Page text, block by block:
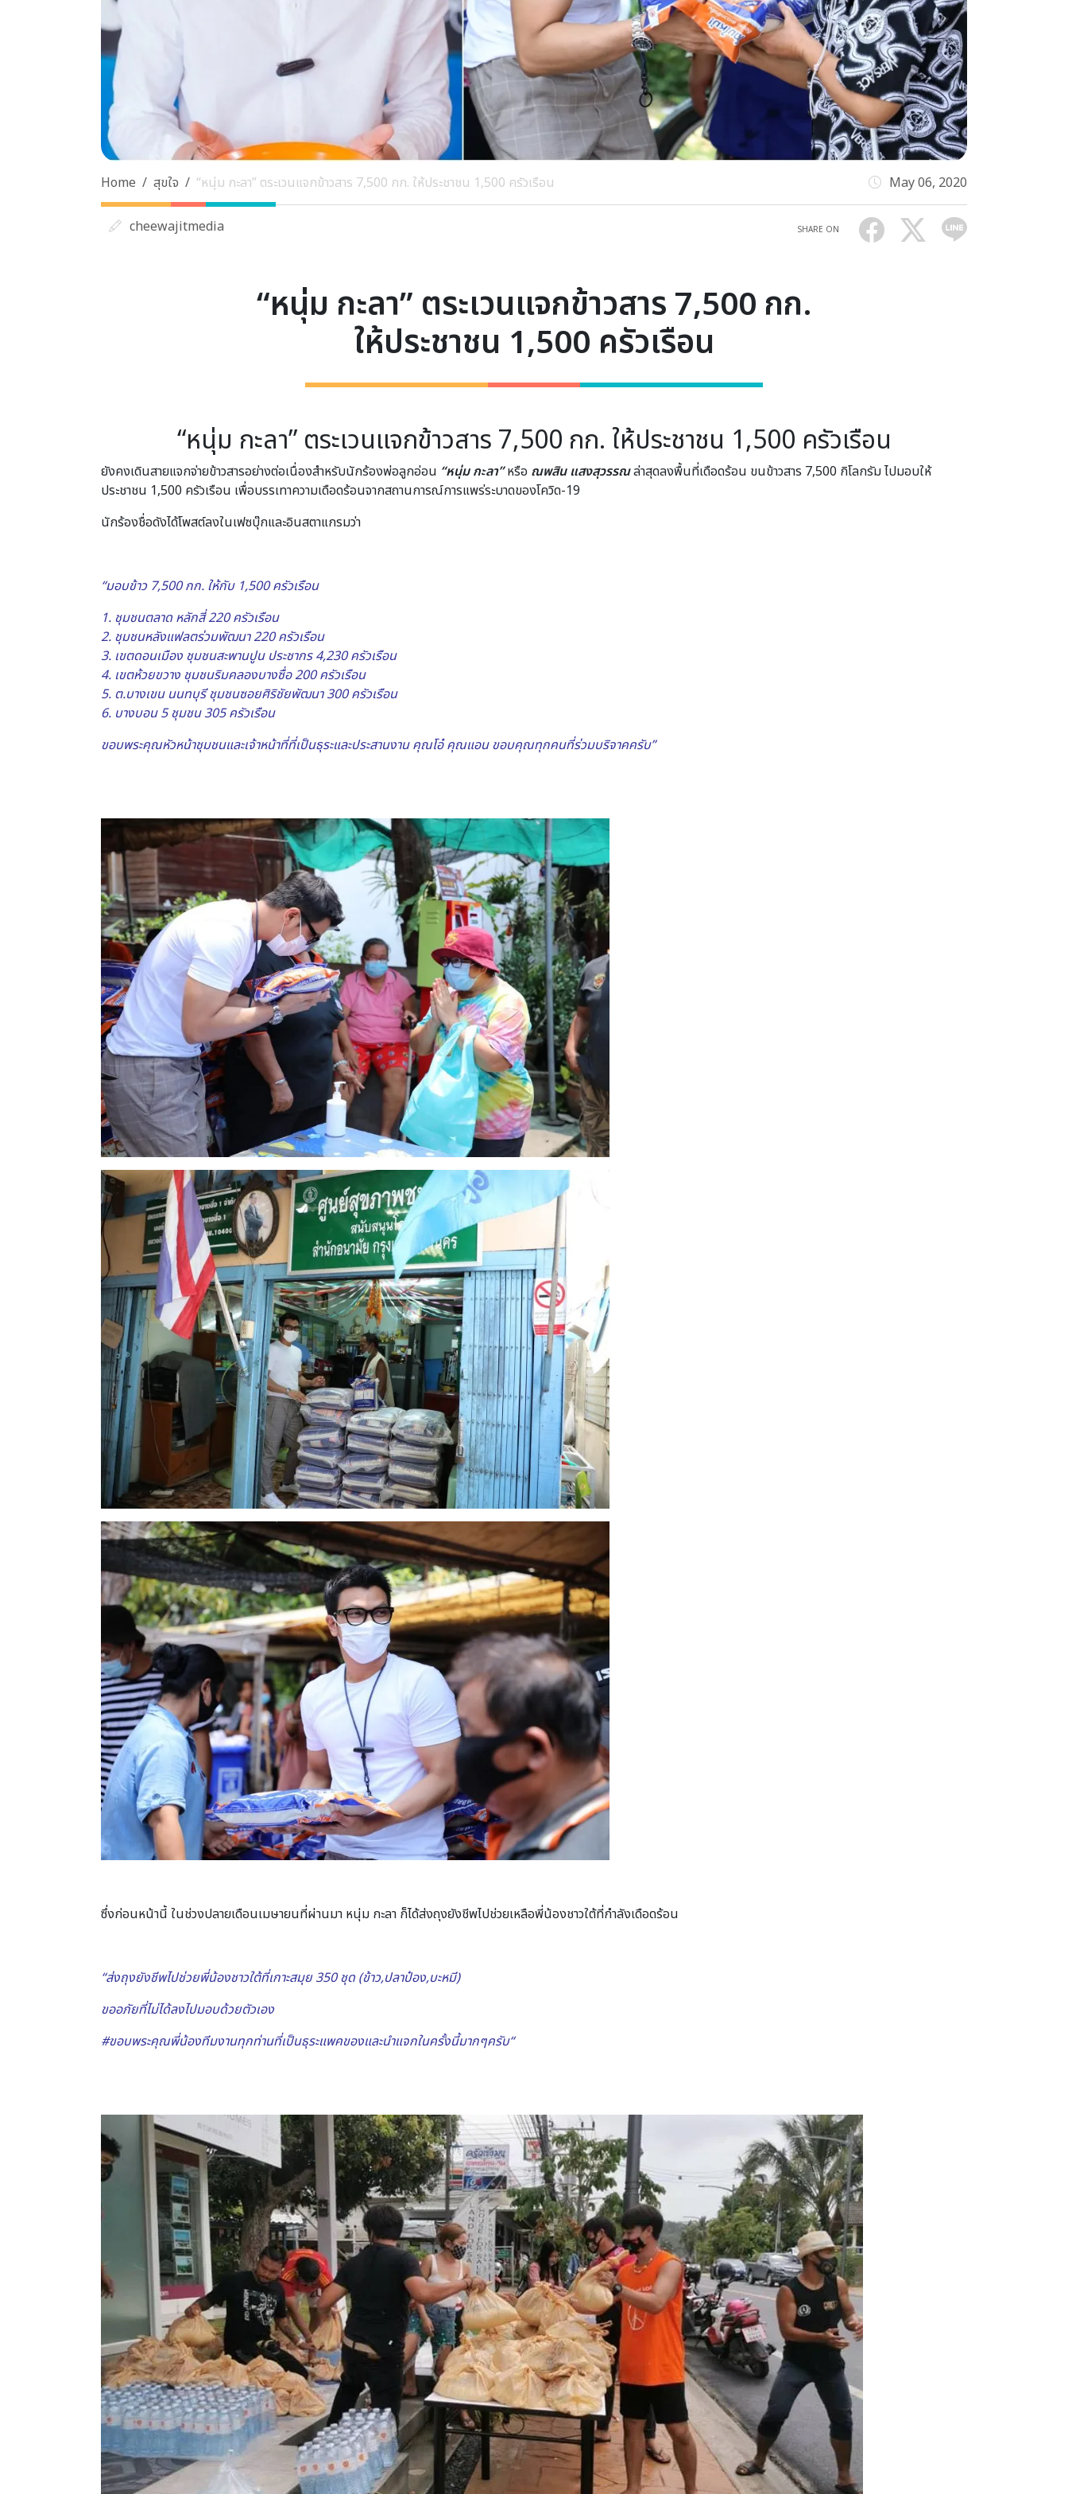
Home สุขใจ “หนุ่ม กะลา” ตระเวนแจกข้าวสาร 7,500 กก. ให้ประชาชน 1,500 ครัวเรือน May 06, 2020
cheewajitmedia SHARE ON
“หนุ่ม กะลา” ตระเวนแจกข้าวสาร 7,500 กก.
ให้ประชาชน 1,500 ครัวเรือน
“หนุ่ม กะลา” ตระเวนแจกข้าวสาร 7,500 กก. ให้ประชาชน 1,500 ครัวเรือน
ยังคงเดินสายแจกจ่ายข้าวสารอย่างต่อเนื่องสำหรับนักร้องพ่อลูกอ่อน “หนุ่ม กะลา” หรือ ณพสิน แสงสุวรรณล่าสุดลงพื้นที่เดือดร้อน ขนข้าวสาร 7,500 กิโลกรัม ไปมอบให้
ประชาชน 1,500 ครัวเรือน เพื่อบรรเทาความเดือดร้อนจากสถานการณ์การแพร่ระบาดของโควิด-19
นักร้องชื่อดังได้โพสต์ลงในเฟซบุ๊กและอินสตาแกรมว่า
“มอบข้าว 7,500 กก. ให้กับ 1,500 ครัวเรือน
1. ชุมชนตลาด หลักสี่ 220 ครัวเรือน
2. ชุมชนหลังแฟลตร่วมพัฒนา 220 ครัวเรือน
3. เขตดอนเมือง ชุมชนสะพานปูน ประชากร 4,230 ครัวเรือน
4. เขตห้วยขวาง ชุมชนริมคลองบางซื่อ 200 ครัวเรือน
5. ต.บางเขน นนทบุรี ชุมชนซอยศิริชัยพัฒนา 300 ครัวเรือน
6. บางบอน 5 ชุมชน 305 ครัวเรือน
ขอบพระคุณหัวหน้าชุมชนและเจ้าหน้าที่ที่เป็นธุระและประสานงาน คุณโอ๋ คุณแอน ขอบคุณทุกคนที่ร่วมบริจาคครับ”
ซึ่งก่อนหน้านี้ ในช่วงปลายเดือนเมษายนที่ผ่านมา หนุ่ม กะลา ก็ได้ส่งถุงยังชีพไปช่วยเหลือพี่น้องชาวใต้ที่กำลังเดือดร้อน
“ส่งถุงยังชีพไปช่วยพี่น้องชาวใต้ที่เกาะสมุย 350 ชุด (ข้าว,ปลาป๋อง,บะหมี)
ขออภัยที่ไม่ได้ลงไปมอบด้วยตัวเอง
#ขอบพระคุณพี่น้องทีมงานทุกท่านที่เป็นธุระแพคของและนำแจกในครั้งนี้มากๆครับ“